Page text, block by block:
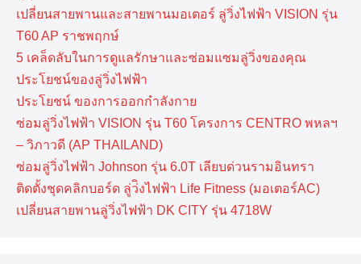
เปลี่ยนสายพานและสายพานมอเตอร์ ลู่วิ่งไฟฟ้า VISION รุ่น
T60 AP ราชพฤกษ์
5 เคล็ดลับในการดูแลรักษาและซ่อมแซมลู่วิ่งของคุณ
ประโยชน์ของลู่วิ่งไฟฟ้า
ประโยชน์ ของการออกกำลังกาย
ซ่อมลู่วิ่งไฟฟ้า VISION รุ่น T60 โครงการ CENTRO พหลฯ
– วิภาวดี (AP THAILAND)
ซ่อมลู่วิ่งไฟฟ้า Johnson รุ่น 6.0T เลียบด่วนรามอินทรา
ติดตั้งชุดคลิกบอร์ด ลู่ว่ิงไฟฟ้า Life Fitness (มอเตอร์AC)
เปลี่ยนสายพานลู่วิ่งไฟฟ้า DK CITY รุ่น 4718W